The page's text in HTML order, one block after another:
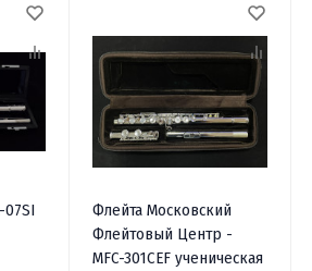
07SI
Флейта Московский
Флейтовый Центр -
MFC-301CEF ученическая